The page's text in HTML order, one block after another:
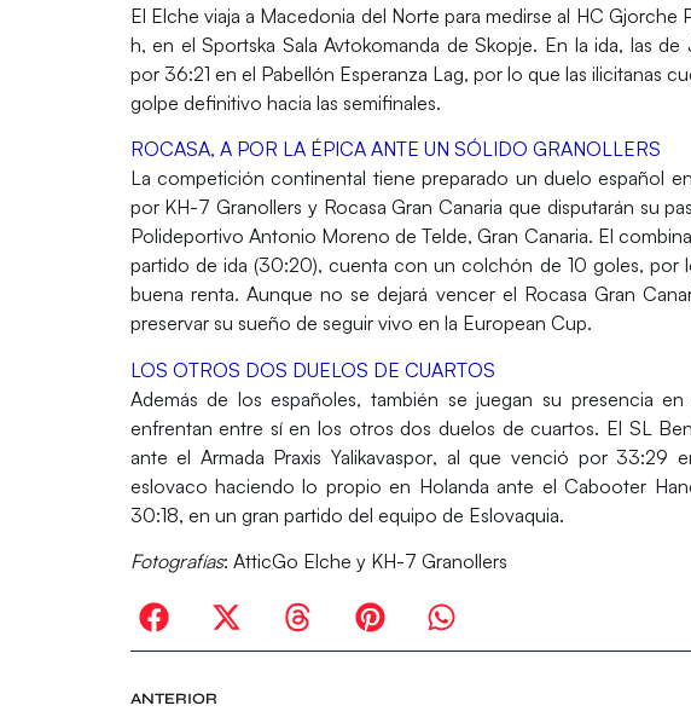
El Elche viaja a Macedonia del Norte para medirse al HC Gjorche
h, en elSportska Sala Avtokomanda deSkopje. En la ida, las de
por 36:21 en el Pabellón Esperanza Lag, por lo que las ilicitanas
golpe definitivo hacia las semifinales.
ROCASA, A POR LA ÉPICA ANTE UN SÓLIDO GRANOLLERS
La competición continental tiene preparado un duelo español
por KH-7Granollers y Rocasa Gran Canariaque disputarán su
Polideportivo Antonio Moreno deTelde,Gran Canaria. El
partido de ida (30:20), cuenta con un colchón de 10 goles, por
buena renta. Aunque no se dejará vencer el Rocasa Gran
preservar su sueño de seguir vivo en la European Cup.
LOS OTROS DOS DUELOS DE CUARTOS
Además de los españoles, también se juegan su presencia en
enfrentan entre sí en los otros dos duelos de cuartos. El SL
ante el Armada Praxis Yalikavaspor, al que venció por 33:29
eslovaco haciendo lo propio en Holanda ante elCabooter
30:18, en un gran partido del equipo de Eslovaquia.
Fotografías: AtticGo Elche y KH-7 Granollers
ANTERIOR